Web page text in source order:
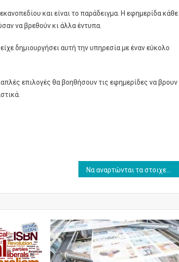
και είναι το παράδειγμα. Η εφημερίδα κάθε
να βρεθούν κι άλλα έντυπα.
δημιουργήσει αυτή την υπηρεσία με έναν εύκολο
επιλογές θα βοηθήσουν τις εφημερίδες να βρουν